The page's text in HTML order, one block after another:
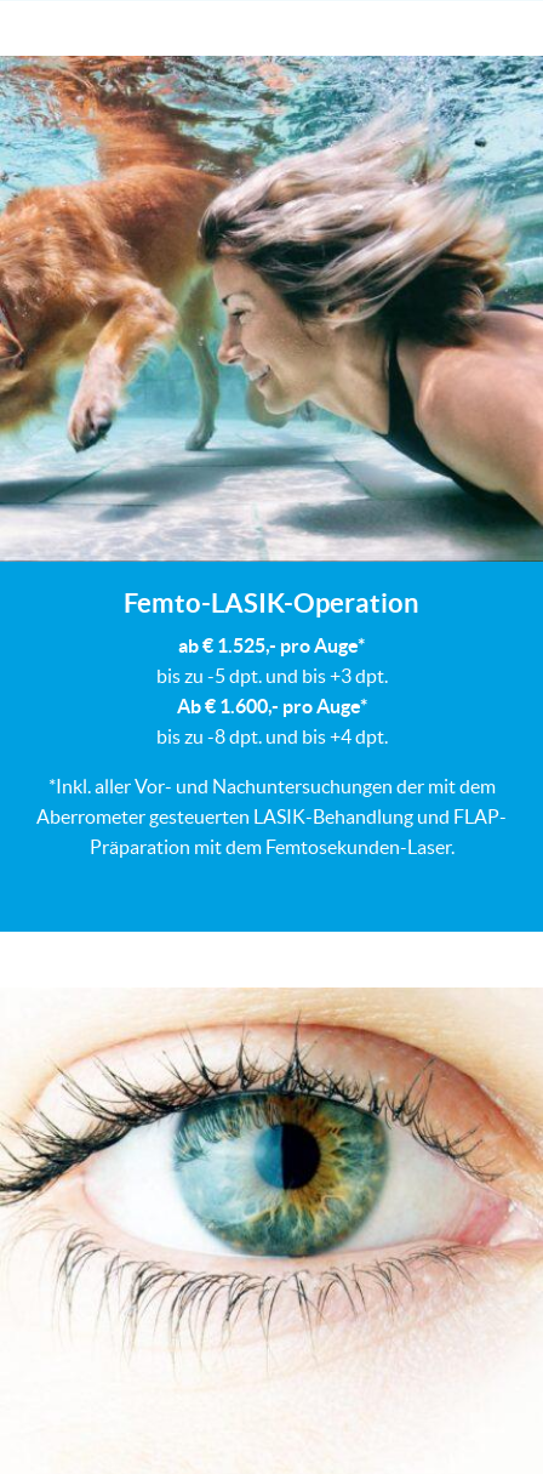
Femto-LASIK-Operation
ab € 1.525,- pro Auge*
bis zu -5 dpt. und bis +3 dpt.
Ab € 1.600,- pro Auge*
bis zu -8 dpt. und bis +4 dpt.
*Inkl. aller Vor- und Nachuntersuchungen der mit dem
Aberrometer gesteuerten LASIK-Behandlung und FLAP-
Präparation mit dem Femtosekunden-Laser.